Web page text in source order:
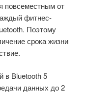
повсеместным от
фитнес-
Поэтому
срока жизни
в Bluetooth 5
данных до 2